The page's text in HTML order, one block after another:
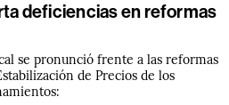
deficiencias en reformas
se pronunció frente a las reformas
de Precios de los